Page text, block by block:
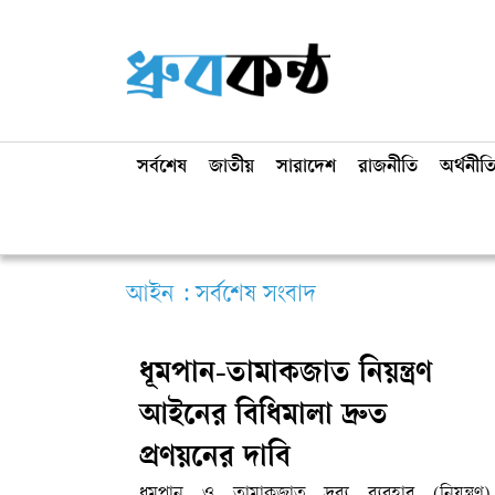
সর্বশেষ জাতীয় সারাদেশ রাজনীতি অর্থনীতি
আইন : সর্বশেষ সংবাদ
ধূমপান-তামাকজাত নিয়ন্ত্রণ
আইনের বিধিমালা দ্রুত
প্রণয়নের দাবি